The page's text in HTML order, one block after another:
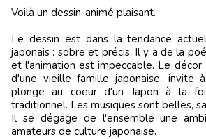
Voilà un dessin-animé plaisant.
Le dessin est dans la tendance
japonais : sobre et précis. Il y a de la
et l'animation est impeccable. Le
d'une vieille famille japonaise, invite
plonge au coeur d'un Japon à la
traditionnel. Les musiques sont belles,
Il se dégage de l'ensemble une
amateurs de culture japonaise.